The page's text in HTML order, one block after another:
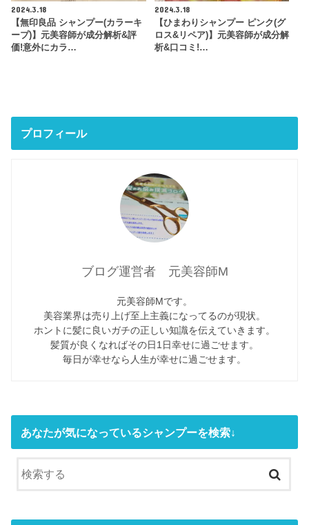
2024.3.18
【無印良品 シャンプー(カラーキ
ープ)】元美容師が成分解析&評
価!意外にカラ…
2024.3.18
【ひまわりシャンプー ピンク(グ
ロス&リペア)】元美容師が成分解
析&口コミ!…
プロフィール
ブログ運営者 元美容師M
元美容師Mです。
美容業界は売り上げ至上主義になってるのが現状。
ホントに髪に良いガチの正しい知識を伝えていきます。
髪質が良くなればその日1日幸せに過ごせます。
毎日が幸せなら人生が幸せに過ごせます。
あなたが気になっているシャンプーを検索↓